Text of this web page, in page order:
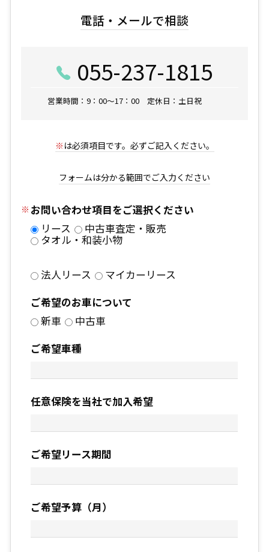
電話・メールで相談
055-237-1815
営業時間：9：00～17：00 定休日：土日祝
※ は必須項目です。必ずご記入ください。
フォームは分かる範囲でご入力ください
お問い合わせ項目をご選択ください
リース
中古車査定・販売
タオル・和装小物
法人リース
マイカーリース
ご希望のお車について
新車
中古車
ご希望車種
任意保険を当社で加入希望
ご希望リース期間
ご希望予算（月）